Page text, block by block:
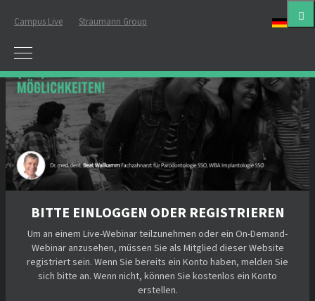
Campus Live Straumann Group
BITTE EINLOGGEN ODER REGISTRIEREN
Um an einem Live-Webinar teilzunehmen oder ein On-Demand-
Webinar anzusehen, müssen Sie als Mitglied dieser Website
registriert sein. Wenn Sie bereits ein Konto haben, melden Sie
sich bitte an. Wenn nicht, können Sie kostenlos ein Konto
erstellen.